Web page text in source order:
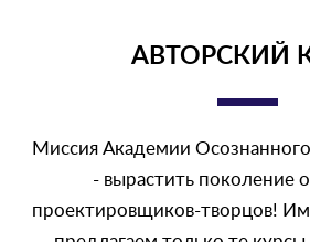
АВТОРСКИЙ
Миссия Академии
- вырастить поколение
проектировщиков-творцов!